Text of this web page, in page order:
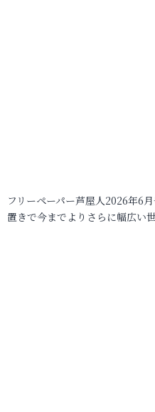
フリーペーパー芦屋人2026年6
置きで今までよりさらに幅広い